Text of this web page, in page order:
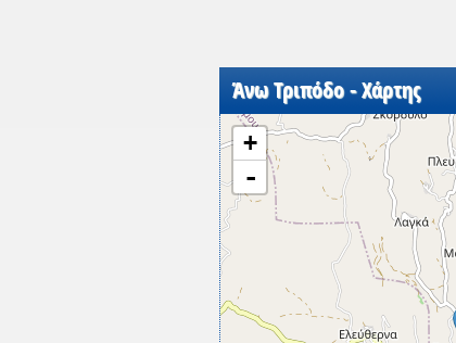
Άνω Τριπόδο - Χάρτης
+
-